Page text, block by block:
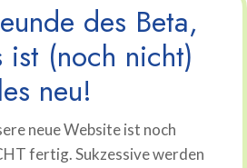
des Beta,
ist (noch nicht)
neu!
neue Website ist noch
fertig. Sukzessive werden